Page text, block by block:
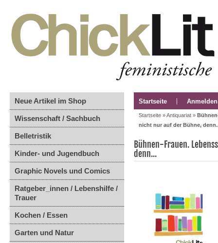
Neue Artikel im Shop
Wissenschaft / Sachbuch
Belletristik
Kinder- und Jugendbuch
Graphic Novels und Comics
Ratgeber_innen / Lebenshilfe /
Trauer
Kochen / Essen
Garten und Natur
Startseite Anmelden
Startseite »Antiquariat »
nicht nur auf der Bühne,
Bühnen-Frauen.
denn...